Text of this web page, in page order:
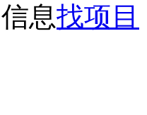
部件配套供应商一览
心零部件配套供应商一览
息找项目